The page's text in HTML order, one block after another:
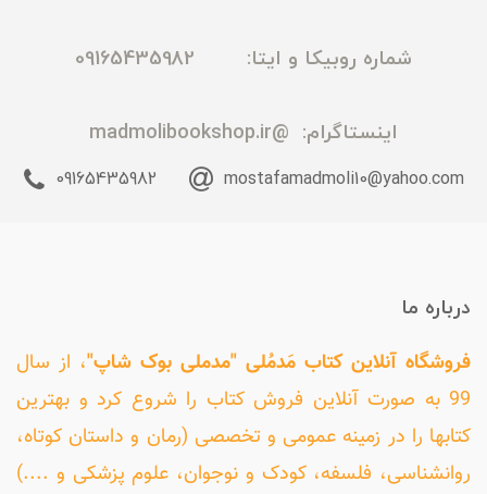
شماره روبیکا و ایتا: 09165435982
اینستاگرام: @madmolibookshop.ir
mostafamadmoli10@yahoo.com
09165435982
درباره ما
فروشگاه آنلاین کتاب مَدمُلی "مدملی بوک شاپ"، از سال
99 به صورت آنلاین فروش کتاب را شروع کرد و بهترین
کتابها را در زمینه عمومی و تخصصی (رمان و داستان کوتاه،
روانشناسی، فلسفه، کودک و نوجوان، علوم پزشکی و ....)